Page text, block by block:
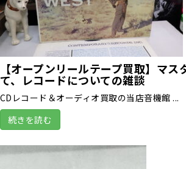
【オープンリールテープ買取】マス
て、レコードについての雑談
CDレコード＆オーディオ買取の当店音機館 ...
続きを読む